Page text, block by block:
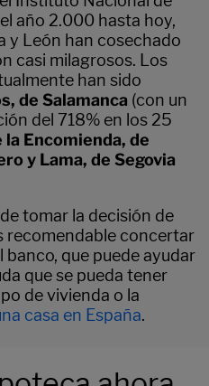
año 2.000 hasta hoy,
y León han cosechado
casi milagrosos. Los
han sido
de Salamanca (con un
del 718% en los 25
Encomienda, de
y Lama, de Segovia
tomar la decisión de
recomendable concertar
que puede ayudar
que se pueda tener
de vivienda o la
casa en España.